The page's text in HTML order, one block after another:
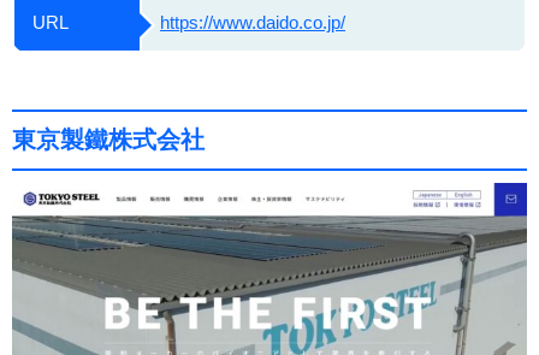
URL https://www.daido.co.jp/
東京製鐵株式会社